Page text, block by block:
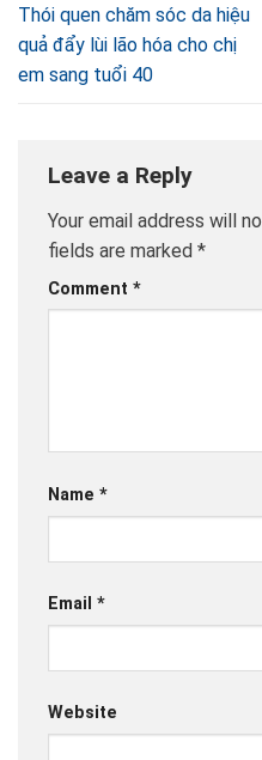
Thói quen chăm sóc da hiệu
quả đẩy lùi lão hóa cho chị
em sang tuổi 40
Leave a Reply
Your email address will
fields are marked *
Comment *
Name *
Email *
Website